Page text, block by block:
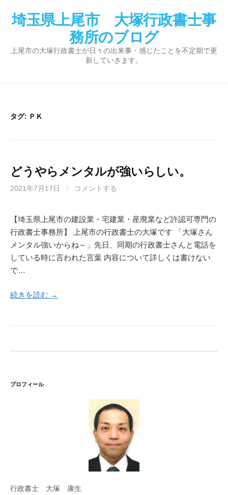
埼玉県上尾市 大塚行政書士事
務所のブログ
上尾市の大塚行政書士が日々の出来事・感じたことを不定期で更
新していきます。
タグ: ＰＫ
どうやらメンタルが強いらしい。
2021年7月17日 / コメントする
【埼玉県上尾市の建設業・宅建業・産廃業など許認可専門の
行政書士事務所】 上尾市の行政書士の大塚です 「大塚さん
メンタル強いからね～」先日、同期の行政書士さんと電話を
している時に言われた言葉 内容について詳しくは書けない
で…
続きを読む →
プロフィール
行政書士 大塚 康生